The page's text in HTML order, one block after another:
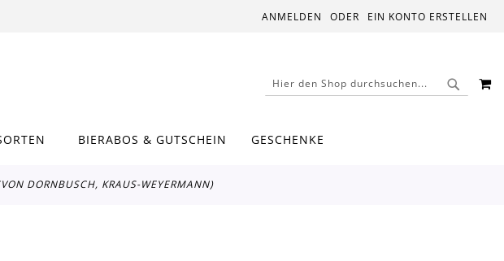
ANMELDEN EIN KONTO ERSTELLEN
SUCHE
BIERABOS & GUTSCHEIN GESCHENKE
DORNBUSCH, KRAUS-WEYERMANN)